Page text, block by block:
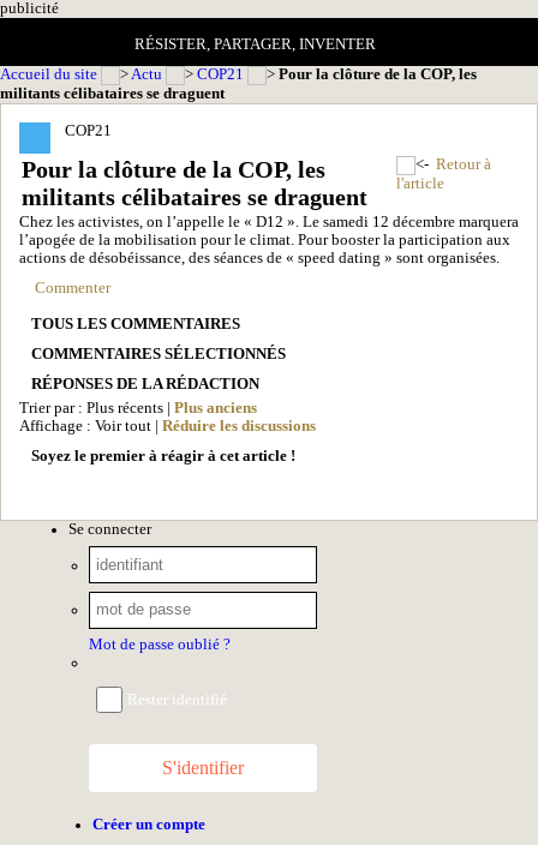
publicité
RÉSISTER, PARTAGER, INVENTER
Accueil du site
Actu COP21
Pour la clôture de la COP, les
militants célibataires se draguent
COP21
Pour la clôture de la COP, les
militants célibataires se draguent
Retour à
l'article
Chez les activistes, on l’appelle le « D12 ». Le samedi 12 décembre marquera
l’apogée de la mobilisation pour le climat. Pour booster la participation aux
actions de désobéissance, des séances de « speed dating » sont organisées.
Commenter
TOUS LES COMMENTAIRES
COMMENTAIRES SÉLECTIONNÉS
RÉPONSES DE LA RÉDACTION
Trier par : Plus récents | Plus anciens
Affichage : Voir tout | Réduire les discussions
Soyez le premier à réagir à cet article !
Se connecter
Mot de passe oublié ?
Rester identifié
S'identifier
Créer un compte